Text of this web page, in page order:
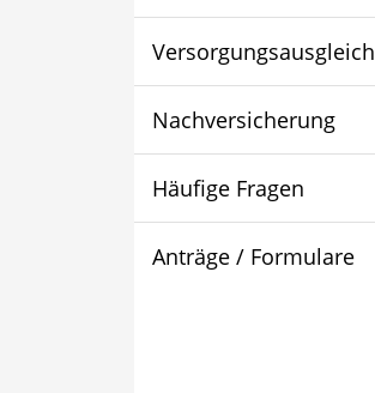
Versorgungsausgleich
Nachversicherung
Häufige Fragen
Anträge / Formulare